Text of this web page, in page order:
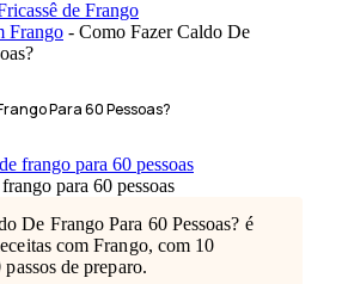
Frango - Como Fazer Caldo De
Para 60 Pessoas?
para 60 pessoas
De Frango Para 60 Pessoas? é
com Frango, com 10
de preparo.